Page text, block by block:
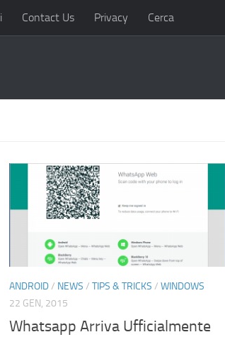
Contact Us Privacy Cerca
ANDROID/ NEWS / TIPS & TRICKS / WINDOWS
22 GEN, 2015
Whatsapp Arriva Ufficialmente